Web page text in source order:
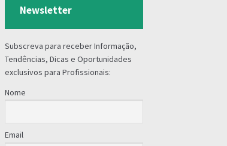
Newsletter
Subscreva para receber Informação,
Tendências, Dicas e Oportunidades
exclusivos para Profissionais:
Nome
Email